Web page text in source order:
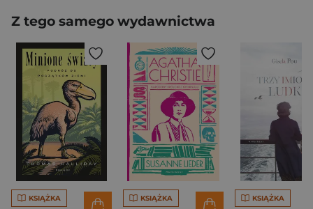
Z tego samego wydawnictwa
KSIĄŻKA KSIĄŻKA KSIĄŻKA